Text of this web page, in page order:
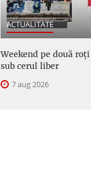
ACTUALITATE
Weekend pe două
sub cerul liber
7 aug 2026